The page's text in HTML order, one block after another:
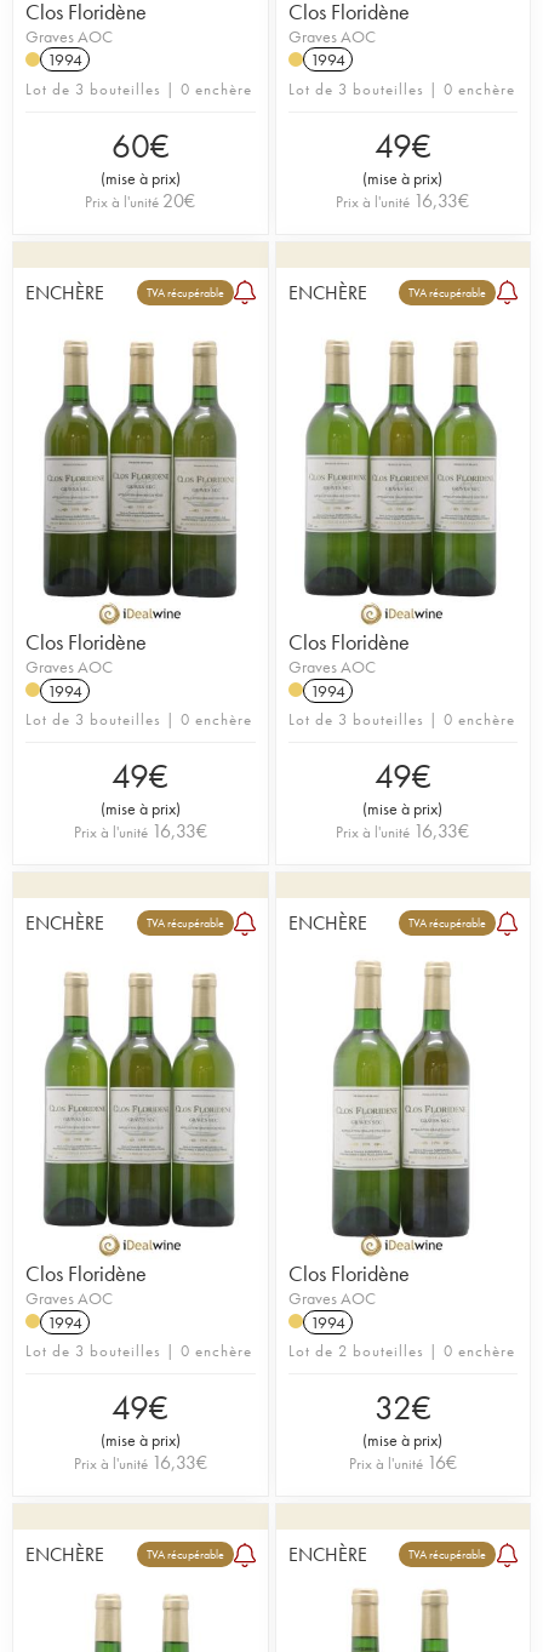
Clos Floridène
Graves AOC
1994
Lot de 3 bouteilles | 0 enchère
60€
(mise à prix)
Prix à l'unité 20€
Clos Floridène
Graves AOC
1994
Lot de 3 bouteilles | 0 enchère
49€
(mise à prix)
Prix à l'unité 16,33€
ENCHÈRE TVA récupérable
Clos Floridène
Graves AOC
1994
Lot de 3 bouteilles | 0 enchère
49€
(mise à prix)
Prix à l'unité 16,33€
ENCHÈRE TVA récupérable
Clos Floridène
Graves AOC
1994
Lot de 3 bouteilles | 0 enchère
49€
(mise à prix)
Prix à l'unité 16,33€
ENCHÈRE TVA récupérable
Clos Floridène
Graves AOC
1994
Lot de 3 bouteilles | 0 enchère
49€
(mise à prix)
Prix à l'unité 16,33€
ENCHÈRE TVA récupérable
Clos Floridène
Graves AOC
1994
Lot de 2 bouteilles | 0 enchère
32€
(mise à prix)
Prix à l'unité 16€
ENCHÈRE TVA récupérable ENCHÈRE TVA récupérable